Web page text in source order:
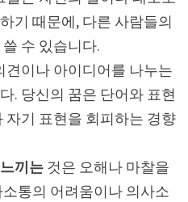
기 때문에, 다른 사람들의
수 있습니다.
견이나 아이디어를 나누는
. 당신의 꿈은 단어와 표현
자기 표현을 회피하는 경향
끼는것은 오해나 마찰을
통의 어려움이나 의사소